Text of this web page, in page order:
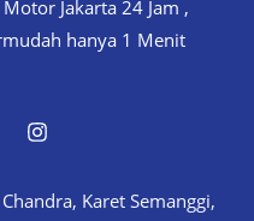
Jakarta 24 Jam ,
hanya 1 Menit
Karet Semanggi,